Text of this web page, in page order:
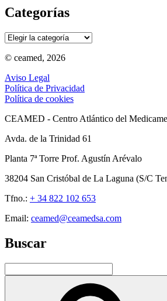
Categorías
Categorías
© ceamed, 2026
Aviso Legal
Política de Privacidad
Política de cookies
CEAMED - Centro Atlántico del
Avda. de la Trinidad 61
Planta 7ª Torre Prof. Agustín Arévalo
38204 San Cristóbal de La Laguna (S/C
Tfno.: + 34 822 102 653
Email: ceamed@ceamedsa.com
Buscar
por: